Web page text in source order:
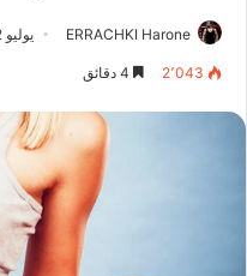
ERRACHKI Harone يوليو 12, 2020
2٬043